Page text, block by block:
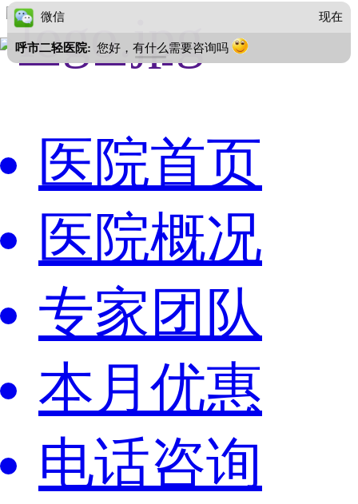
医院首页
医院概况
专家团队
本月优惠
电话咨询
微信 现在
呼市二轻医院: 您好，有什么需要咨询吗